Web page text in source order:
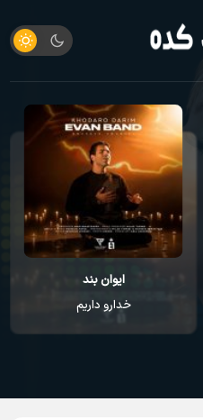
ایوان بند
خدارو داریم